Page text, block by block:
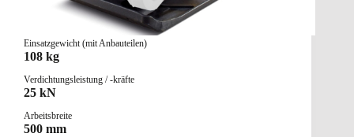
Einsatzgewicht (mit Anbauteilen)
108 kg
Verdichtungsleistung / -kräfte
25 kN
Arbeitsbreite
500 mm